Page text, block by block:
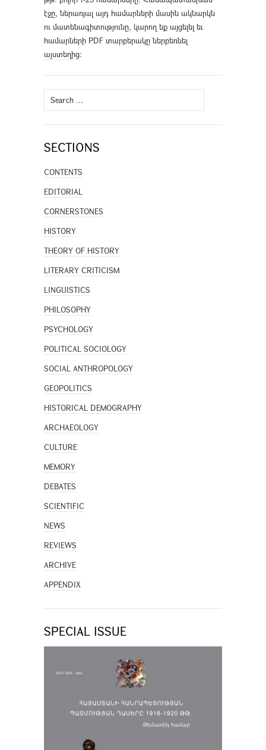
էջը, ներառյալ այդ համարների մասին ակնարկն
ու մատենագիտությունը, կարող եք այցելել եւ
համարների PDF տարբերակը ներբեռնել
այստեղից։
Search
for:
SECTIONS
CONTENTS
EDITORIAL
CORNERSTONES
HISTORY
THEORY OF HISTORY
LITERARY CRITICISM
LINGUISTICS
PHILOSOPHY
PSYCHOLOGY
POLITICAL SOCIOLOGY
SOCIAL ANTHROPOLOGY
GEOPOLITICS
HISTORICAL DEMOGRAPHY
ARCHAEOLOGY
CULTURE
MEMORY
DEBATES
SCIENTIFIC
NEWS
REVIEWS
ARCHIVE
APPENDIX
SPECIAL ISSUE